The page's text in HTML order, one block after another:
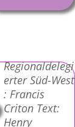
Regionaldelegi
erter Süd-West
: Francis
Criton Text:
Henry